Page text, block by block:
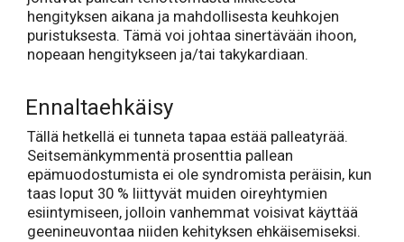
hengityksen aikana ja mahdollisesta keuhkojen
puristuksesta. Tämä voi johtaa sinertävään ihoon,
nopeaan hengitykseen ja/tai takykardiaan.
Ennaltaehkäisy
Tällä hetkellä ei tunneta tapaa estää palleatyrää.
Seitsemänkymmentä prosenttia pallean
epämuodostumista ei ole syndromista peräisin, kun
taas loput 30 % liittyvät muiden oireyhtymien
esiintymiseen, jolloin vanhemmat voisivat käyttää
geenineuvontaa niiden kehityksen ehkäisemiseksi.